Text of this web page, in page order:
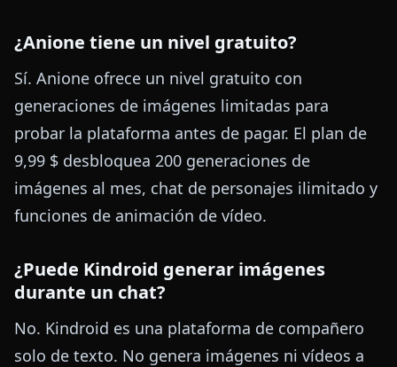
¿Anione tiene un nivel gratuito?
Sí. Anione ofrece un nivel gratuito con
generaciones de imágenes limitadas para
probar la plataforma antes de pagar. El plan de
9,99 $ desbloquea 200 generaciones de
imágenes al mes, chat de personajes ilimitado y
funciones de animación de vídeo.
¿Puede Kindroid generar imágenes
durante un chat?
No. Kindroid es una plataforma de compañero
solo de texto. No genera imágenes ni vídeos a